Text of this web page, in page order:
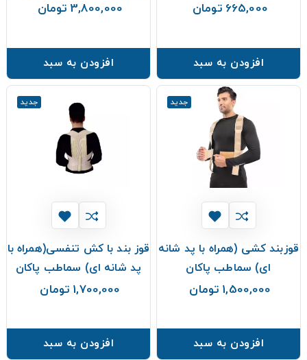
665,000 تومان
افزودن به سبد
3,800,000 تومان
افزودن به سبد
جدید
قوزبند کشی (همراه با پد شانه
ای) سماطب پاکان
1,500,000 تومان
افزودن به سبد
جدید
قوز بند با کش تنفسی(همراه با
پد شانه ای) سماطب پاکان
1,700,000 تومان
افزودن به سبد